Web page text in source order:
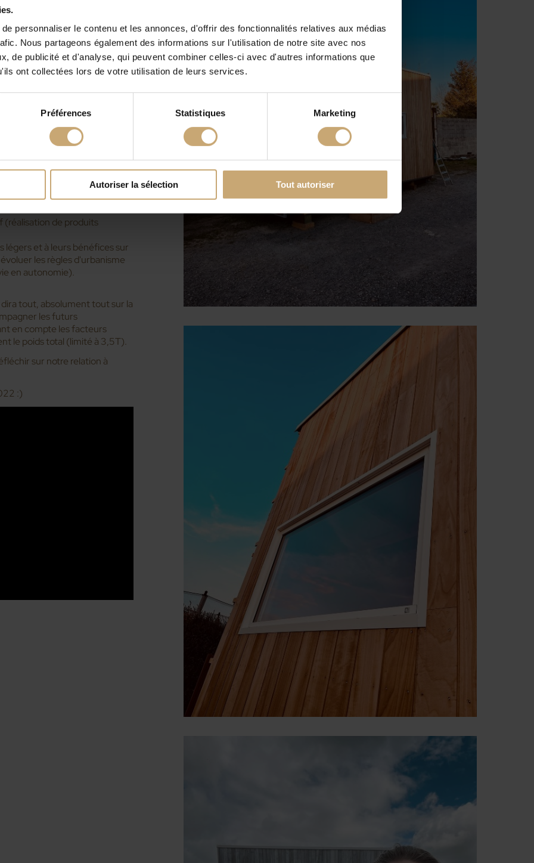
personnaliser le contenu et les annonces, d'offrir des fonctionnalités relatives aux médias
Nous partageons également des informations sur l'utilisation de notre site avec nos
de publicité et d'analyse, qui peuvent combiner celles-ci avec d'autres informations que
ont collectées lors de votre utilisation de leurs services.
Préférences Statistiques Marketing
Autoriser la sélection Tout autoriser
de la tiny sera inspiré
!
tiny house et notamment
6 mois de travaux.
un endroit où elle va
avec ses aspirations
Moritz est en train de
carbone via des
(réalisation de produits
légers et à leurs bénéfices sur
les règles d'urbanisme
en autonomie).
dira tout, absolument tout sur la
les futurs
en compte les facteurs
le poids total (limité à 3,5T).
sur notre relation à
:)